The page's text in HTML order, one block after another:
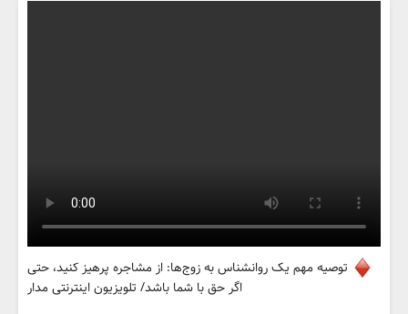
توصیه مهم یک روانشناس به زوج‌ها: از مشاجره پرهیز کنید، حتی
اگر حق با شما باشد/ تلویزیون اینترنتی مدار